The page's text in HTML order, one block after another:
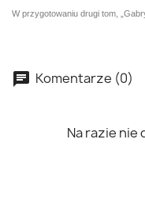
W przygotowaniu drugi tom,
Komentarze (0)
Na razie nie